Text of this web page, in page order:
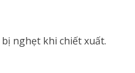
nghẹt khi chiết xuất.